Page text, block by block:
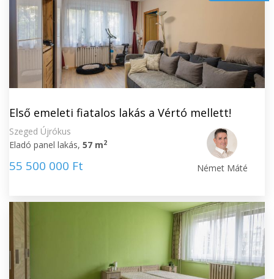
Első emeleti fiatalos lakás a Vértó mellett!
Szeged Újrókus
Eladó panel lakás, 57 m2
55 500 000 Ft Német Máté